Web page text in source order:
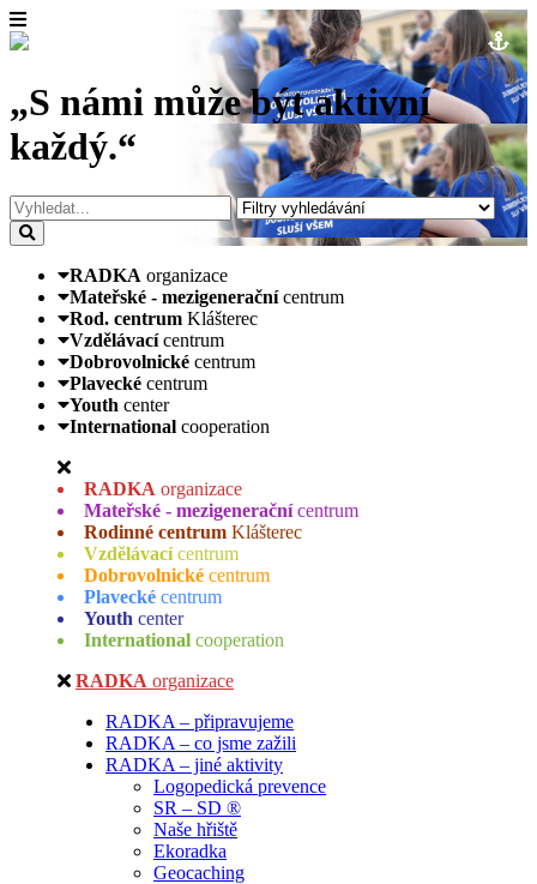
„S námi může být aktivní
každý.“
RADKA organizace
Mateřské - mezigenerační centrum
Rod. centrum Klášterec
Vzdělávací centrum
Dobrovolnické centrum
Plavecké centrum
Youth center
International cooperation
RADKA organizace
Mateřské - mezigenerační centrum
Rodinné centrum Klášterec
Vzdělávací centrum
Dobrovolnické centrum
Plavecké centrum
Youth center
International cooperation
RADKA organizace
RADKA – připravujeme
RADKA – co jsme zažili
RADKA – jiné aktivity
Logopedická prevence
SR – SD ®
Naše hřiště
Ekoradka
Geocaching